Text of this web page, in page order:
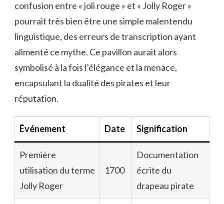
confusion entre « joli rouge » et « Jolly Roger »
pourrait très bien être une simple malentendu
linguistique, des erreurs de transcription ayant
alimenté ce mythe. Ce pavillon aurait alors
symbolisé à la fois l’élégance et la menace,
encapsulant la dualité des pirates et leur
réputation.
Événement Date Signification
Première
utilisation du terme
Jolly Roger
1700
Documentation
écrite du
drapeau pirate